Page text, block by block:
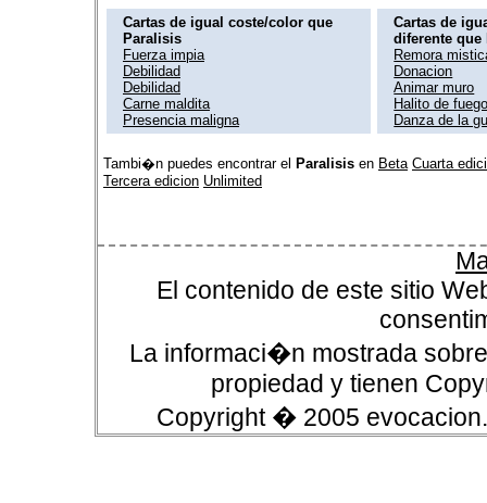
Cartas de igual coste/color que
Paralisis
Fuerza impia
Debilidad
Debilidad
Carne maldita
Presencia maligna
Cartas de
diferente que
Remora
Donacion
Animar muro
Halito de
Danza de la
Tambi�n puedes encontrar el Paralisis en Beta Cuarta
Tercera edicion Unlimited
El contenido de este sitio
La informaci�n mostrada
propiedad y tienen
Copyright � 2005